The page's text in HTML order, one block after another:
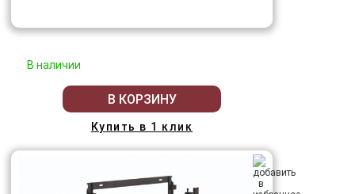
В наличии
В КОРЗИНУ
Купить в 1 клик